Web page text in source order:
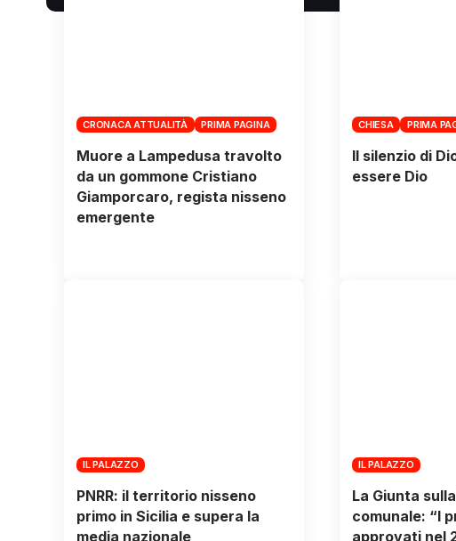
CRONACA ATTUALITÀ PRIMA PAGINA
Muore a Lampedusa travolto
da un gommone Cristiano
Giamporcaro, regista nisseno
emergente
CHIESA PRIMA
Il silenzio di
essere Dio
IL PALAZZO
PNRR: il territorio nisseno
primo in Sicilia e supera la
media nazionale
IL PALAZZO
La Giunta
comunale: “I
approvati nel